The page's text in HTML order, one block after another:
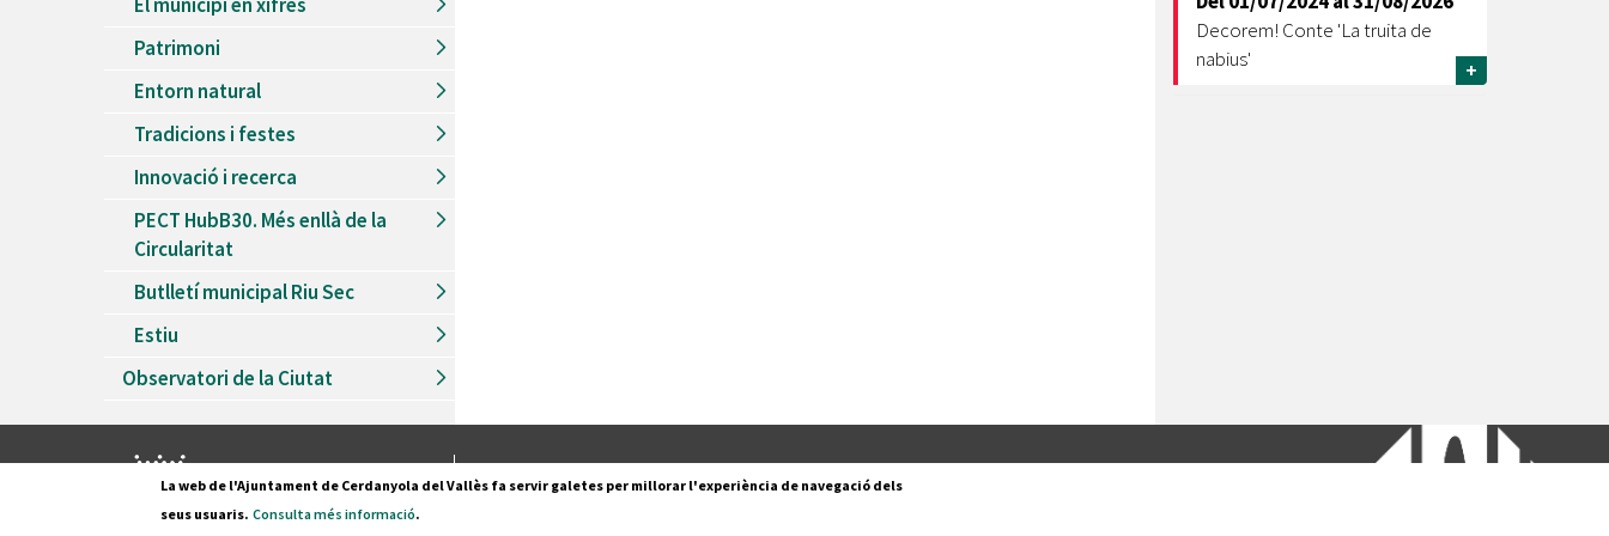
Patrimoni
Entorn natural
Tradicions i festes
Innovació i recerca
PECT HubB30. Més enllà de la
Circularitat
Butlletí municipal Riu Sec
Estiu
Observatori de la Ciutat
Decorem! Conte 'La truita de
nabius'
+
Pl. Francesc Layret, s/n
Segueix-nos a:
La web de l'Ajuntament de Cerdanyola del Vallès fa servir galetes per millorar l'experiència de navegació dels
seus usuaris. Consulta més informació.